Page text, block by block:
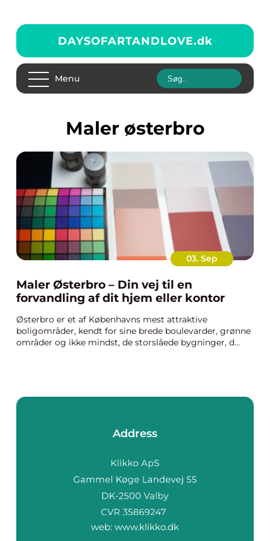
DAYSOFARTANDLOVE.dk
Menu
maler østerbro
03. Sep
Maler Østerbro – Din vej til en
forvandling af dit hjem eller kontor
Østerbro er et af Københavns mest attraktive
boligområder, kendt for sine brede boulevarder, grønne
områder og ikke mindst, de storslåede bygninger, d...
Address
web: www.klikko.dk